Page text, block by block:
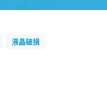
液晶破損